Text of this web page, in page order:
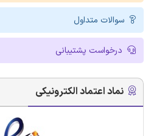
سوالات متداول
درخواست پشتیبانی
نماد اعتماد الکترونیکی